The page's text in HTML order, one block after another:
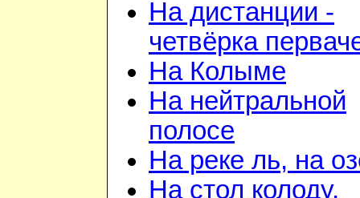
На дистанции -
четвёрка
На Колыме
На нейтральной
полосе
На реке ль, на
На стол колоду,